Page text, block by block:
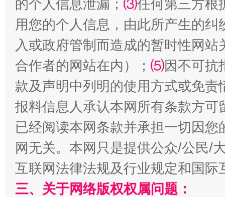
揭批美国五大"原罪" "
的个人信息泄漏； ⑶任何第三方根
用您的个人信息，由此所产生的纠
入或政府管制而造成的暂时性网
合作者的网站在内）； ⑸因不可抗
款及声明中列明的使用方式或免责
报料信息人承认本网所有条款方
已经阅读本网条款并承担一切因
网无关。本网只是提供公众/公民/
互联网法律法规及行业规定和国
三、关于网络版权权属问题：